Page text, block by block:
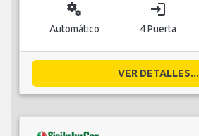
miscellaneous_services
Automático
login
4 Puerta
VER DETALLES...